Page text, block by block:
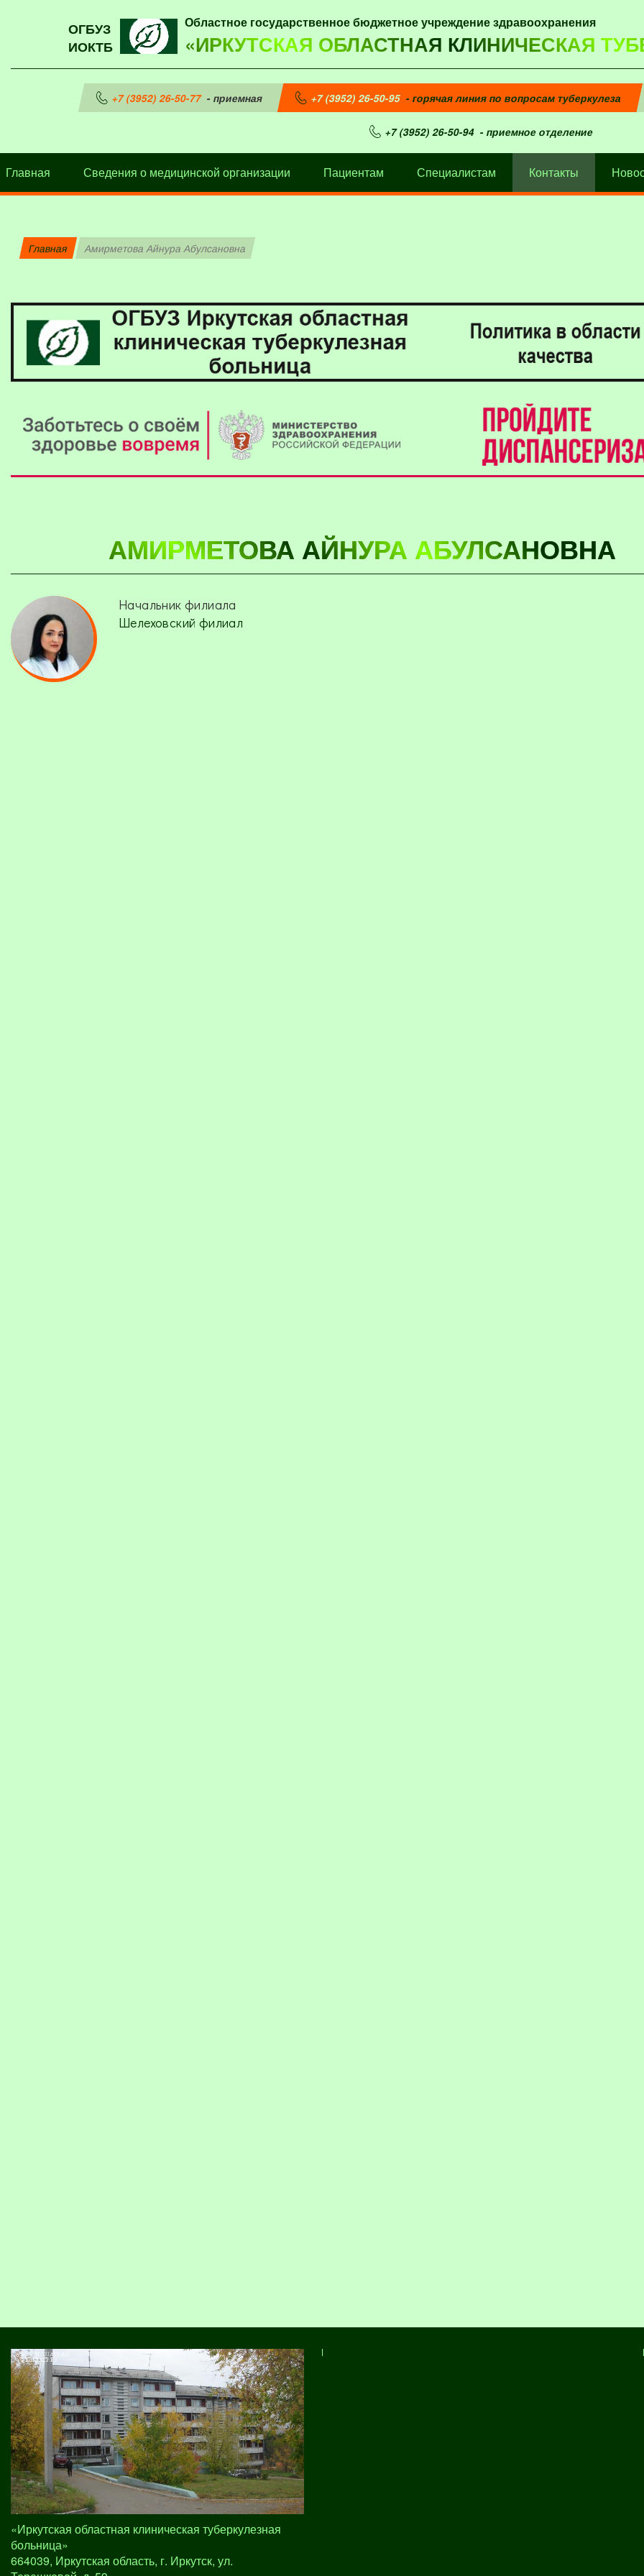
ОГБУЗ
ИОКТБ
Областное государственное бюджетное учреждение здравоохранения
«ИРКУТСКАЯ ОБЛАСТНАЯ КЛИНИЧЕСКАЯ
+7 (3952) 26-50-77- приемная +7 (3952) 26-50-95- горячая линия по вопросам туберкулеза
+7 (3952) 26-50-94- приемное отделение
Главная Сведения о медицинской организации Пациентам Специалистам Контакты
Главная Амирметова Айнура Абулсановна
АМИРМЕТОВА АЙНУРА АБУЛСАНОВНА
Начальник филиала
Шелеховский филиал
«Иркутская областная клиническая туберкулезная
больница»
664039, Иркутская область, г. Иркутск, ул.